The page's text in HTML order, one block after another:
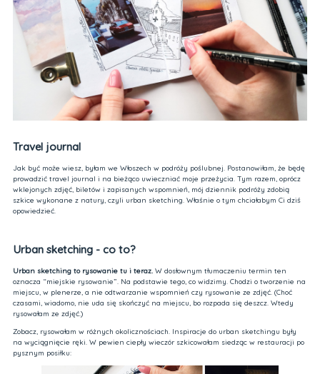
Travel journal
Jak być może wiesz, byłam we Włoszech w podróży poślubnej. Postanowiłam, że będę
prowadzić travel journal i na bieżąco uwieczniać moje przeżycia. Tym razem, oprócz
wklejonych zdjęć, biletów i zapisanych wspomnień, mój dziennik podróży zdobią
szkice wykonane z natury, czyli urban sketching. Właśnie o tym chciałabym Ci dziś
opowiedzieć.
Urban sketching - co to?
Urban sketching to rysowanie tu i teraz. W dosłownym tłumaczeniu termin ten
oznacza “miejskie rysowanie”. Na podstawie tego, co widzimy. Chodzi o tworzenie na
miejscu, w plenerze, a nie odtwarzanie wspomnień czy rysowanie ze zdjęć. (Choć
czasami, wiadomo, nie uda się skończyć na miejscu, bo rozpada się deszcz. Wtedy
rysowałam ze zdjęć.)
Zobacz, rysowałam w różnych okolicznościach. Inspiracje do urban sketchingu były
na wyciągnięcie ręki. W pewien ciepły wieczór szkicowałam siedząc w restauracji po
pysznym posiłku: